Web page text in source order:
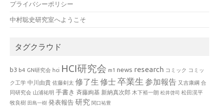
プライバシーポリシー
中村聡史研究室へようこそ
タグクラウド
b3 b4 GN研究会 hci HCI研究会 m1 news research コミック コミッ
ク工学 中川由貴 佐藤剣太 修了生 修士卒業生 参加報告 又吉康綱 合
同研究会 山浦祐明 手書き 斉藤絢基 新納真次郎 木下裕一朗 松井啓司 松田滉平
牧良樹 田島一樹 発表報告 研究 関口祐豊